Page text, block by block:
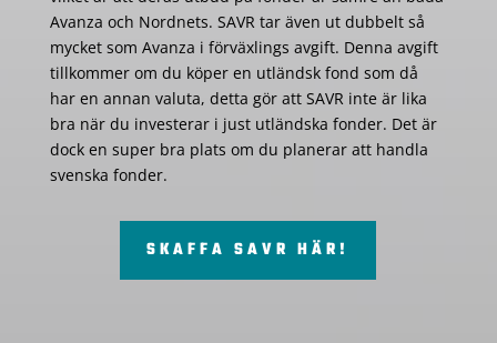
Avanza och Nordnets. SAVR tar även ut dubbelt så
mycket som Avanza i förväxlings avgift. Denna avgift
tillkommer om du köper en utländsk fond som då
har en annan valuta, detta gör att SAVR inte är lika
bra när du investerar i just utländska fonder. Det är
dock en super bra plats om du planerar att handla
svenska fonder.
SKAFFA SAVR HÄR!